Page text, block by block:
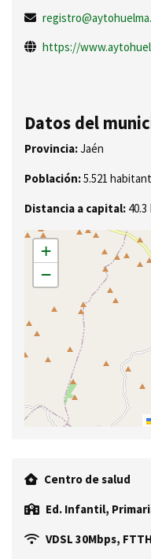
https://
Datos del
Provincia:Jaén
Población:5.521
Distancia a capital: 40.3
+
−
Centro de salud
Ed. Infantil,
VDSL 30Mbps,